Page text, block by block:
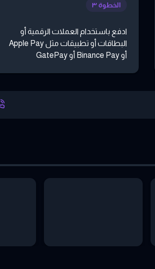
الخطوة ٣
ادفع باستخدام العملات الرقمية أو
البطاقات أو تطبيقات مثل Apple Pay
أو Binance Pay أو GatePay